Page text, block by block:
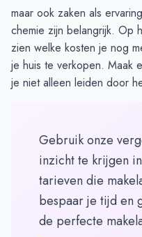
maar ook zaken als
chemie zijn belangrijk. Op
zien welke kosten je nog
je huis te verkopen. Maak
je niet alleen leiden door
Gebruik onze
inzicht te krijgen
tarieven die
bespaar je tijd en
de perfecte